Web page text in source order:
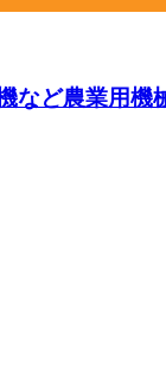
ど農業用機